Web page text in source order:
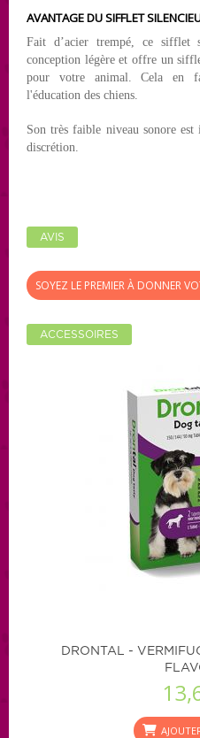
AVANTAGE DU SIFFLET
Fait d’acier trempé, ce sifflet
conception légère et offre un
pour votre animal. Cela en
l'éducation des chiens.
Son très faible niveau sonore
discrétion.
AVIS
SOYEZ LE PREMIER À DONNER
ACCESSOIRES
DRONTAL -